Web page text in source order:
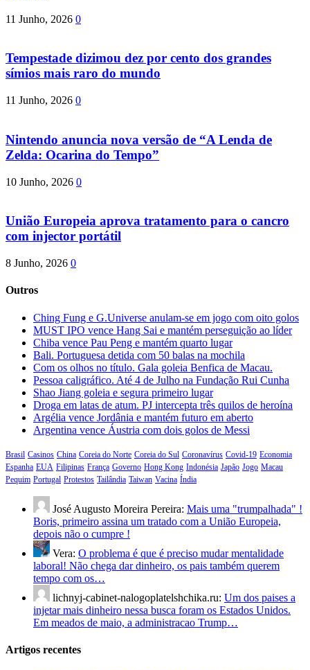
11 Junho, 2026 0
Tempestade dizimou dez por cento dos grandes
símios mais raro do mundo
11 Junho, 2026 0
Nintendo anuncia nova versão de “A Lenda de
Zelda: Ocarina do Tempo”
10 Junho, 2026 0
União Europeia aprova tratamento para o cancro
com injector portátil
8 Junho, 2026 0
Outros
Ching Fung e G.Universe anulam-se em jogo com oito golos
MUST IPO vence Hang Sai e mantém perseguição ao líder
Chiba vence Pau Peng e mantém quarto lugar
Bali. Portuguesa detida com 50 balas na mochila
Com os olhos no título. Gala goleia Benfica de Macau.
Pessoa caligráfico. Até 4 de Julho na Fundação Rui Cunha
Shao Jiang goleia e segura primeiro lugar
Droga em latas de atum. PJ intercepta três quilos de heroína
Argélia vence Jordânia e mantém futuro em aberto
Argentina vence Áustria com dois golos de Messi
Brasil Casinos China Coreia do Norte Coreia do Sul Coronavírus Covid-19 Economia
Espanha EUA Filipinas França Governo Hong Kong Indonésia Japão Jogo Macau
Pequim Portugal Protestos Tailândia Taiwan Vacina Índia
José Augusto Moreira Pereira: Mais uma "trumpalhada" !
Boris, primeiro assina um tratado com a União Europeia,
depois não o cumpre !
Vera: O problema é que é preciso mudar mentalidade
laboral! Não chega dar dinheiro, os pais também querem
tempo com os…
lichnyj-cabinet-nalogoplatelshchika.ru: Um dos paises a
injetar mais dinheiro nessa busca foram os Estados Unidos.
Em meados de maio, a administracao Trump…
Artigos recentes